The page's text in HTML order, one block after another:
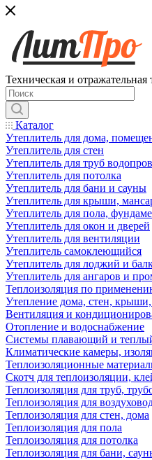
Техническая и отражательная
Каталог
Утеплитель для дома,
Утеплитель для стен
Утеплитель для труб
Утеплитель для потолка
Утеплитель для бани и сауны
Утеплитель для крыши,
Утеплитель для пола,
Утеплитель для окон и дверей
Утеплитель для вентиляции
Утеплитель самоклеющийся
Утеплитель для лоджий и
Утеплитель для ангаров и
Теплоизоляция по
Утепление дома, стен,
Вентиляция и
Отопление и водоснабжение
Системы плавающий и
Климатические камеры,
Теплоизоляционные
Скотч для теплоизоляции,
Теплоизоляция для труб,
Теплоизоляция для
Теплоизоляция для стен, дома
Теплоизоляция для пола
Теплоизоляция для потолка
Теплоизоляция для бани,